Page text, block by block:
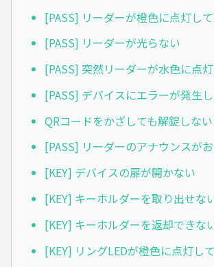
[PASS] リーダーが橙色に点灯し
[PASS] リーダーが光らない
[PASS] 突然リーダーが水色に点
[PASS] デバイスにエラーが発生
QRコードをかざしても解錠しない
[PASS] リーダーのアナウンスが
[KEY] デバイスの扉が開かない
[KEY] キーホルダーを取り出せな
[KEY] キーホルダーを返却できな
[KEY] リングLEDが橙色に点灯し